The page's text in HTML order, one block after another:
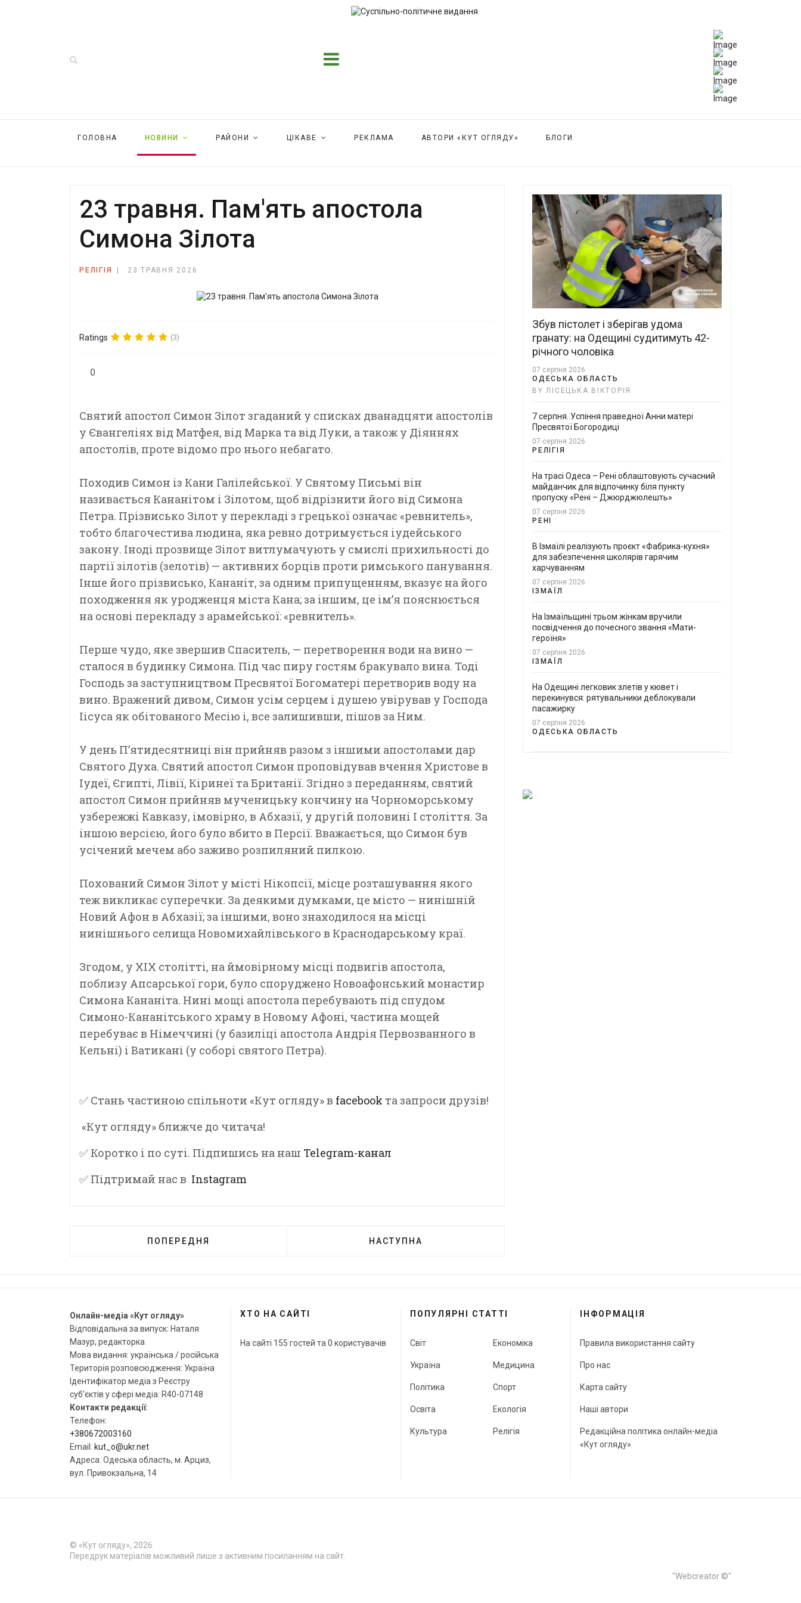
ГОЛОВНА НОВИНИ РАЙОНИ ЦІКАВЕ РЕКЛАМА АВТОРИ «КУТ ОГЛЯДУ» БЛОГИ
23 травня. Пам'ять апостола
Симона Зілота
РЕЛІГІЯ 23 ТРАВНЯ 2026
Ratings (3)
0
Святий апостол Симон Зілот згаданий у списках дванадцяти апостолів
у Євангеліях від Матфея, від Марка та від Луки, а також у Діяннях
апостолів, проте відомо про нього небагато.
Походив Симон із Кани Галілейської. У Святому Письмі він
називається Кананітом і Зілотом, щоб відрізнити його від Симона
Петра. Прізвисько Зілот у перекладі з грецької означає «ревнитель»,
тобто благочестива людина, яка ревно дотримується іудейського
закону. Іноді прозвище Зілот витлумачують у смислі прихильності до
партії зілотів (зелотів) — активних борців проти римського панування.
Інше його прізвисько, Кананіт, за одним припущенням, вказує на його
походження як уродженця міста Кана; за іншим, це ім’я пояснюється
на основі перекладу з арамейської: «ревнитель».
Перше чудо, яке звершив Спаситель, — перетворення води на вино —
сталося в будинку Симона. Під час пиру гостям бракувало вина. Тоді
Господь за заступництвом Пресвятої Богоматері перетворив воду на
вино. Вражений дивом, Симон усім серцем і душею увірував у Господа
Іісуса як обітованого Месію і, все залишивши, пішов за Ним.
У день П’ятидесятниці він прийняв разом з іншими апостолами дар
Святого Духа. Святий апостол Симон проповідував вчення Христове в
Іудеї, Єгипті, Лівії, Кіринеї та Британії. Згідно з переданням, святий
апостол Симон прийняв мученицьку кончину на Чорноморському
узбережжі Кавказу, імовірно, в Абхазії, у другій половині I століття. За
іншою версією, його було вбито в Персії. Вважається, що Симон був
усічений мечем або заживо розпиляний пилкою.
Похований Симон Зілот у місті Нікопсії, місце розташування якого
теж викликає суперечки. За деякими думками, це місто — нинішній
Новий Афон в Абхазії; за іншими, воно знаходилося на місці
нинішнього селища Новомихайлівського в Краснодарському краї.
Згодом, у XIX столітті, на ймовірному місці подвигів апостола,
поблизу Апсарської гори, було споруджено Новоафонський монастир
Симона Кананіта. Нині мощі апостола перебувають під спудом
Симоно-Кананітського храму в Новому Афоні, частина мощей
перебуває в Німеччині (у базиліці апостола Андрія Первозванного в
Кельні) і Ватикані (у соборі святого Петра).
✅ Стань частиною спільноти «Кут огляду» в facebook та запроси друзів!
«Кут огляду» ближче до читача!
✅ Коротко і по суті. Підпишись на наш Telegram-канал
✅ Підтримай нас в Instagram
ПОПЕРЕДНЯ НАСТУПНА
Збув пістолет і зберігав удома
гранату: на Одещині судитимуть 42-
річного чоловіка
07 серпня 2026
ОДЕСЬКА ОБЛАСТЬ
BY ЛІСЕЦЬКА ВІКТОРІЯ
7 серпня. Успіння праведної Анни матері
Пресвятої Богородиці
07 серпня 2026
РЕЛІГІЯ
На трасі Одеса – Рені облаштовують сучасний
майданчик для відпочинку біля пункту
пропуску «Рені – Джюрджюлешть»
07 серпня 2026
РЕНІ
В Ізмаїлі реалізують проєкт «Фабрика-кухня»
для забезпечення школярів гарячим
харчуванням
07 серпня 2026
ІЗМАЇЛ
На Ізмаїльщині трьом жінкам вручили
посвідчення до почесного звання «Мати-
героїня»
07 серпня 2026
ІЗМАЇЛ
На Одещині легковик злетів у кювет і
перекинувся: рятувальники деблокували
пасажирку
07 серпня 2026
ОДЕСЬКА ОБЛАСТЬ
Онлайн-медіа «Кут огляду»
Відповідальна за випуск: Наталя
Мазур, редакторка
Мова видання: українська / російська
Територія розповсюдження: Україна
Ідентифікатор медіа з Реєстру
суб’єктів у сфері медіа: R40-07148
Контакти редакції:
Телефон:
+380672003160
Email: kut_o@ukr.net
Адреса: Одеська область, м. Арциз,
вул. Привокзальна, 14
ХТО НА САЙТІ
На сайті 155 гостей та 0 користувачів
ПОПУЛЯРНІ СТАТТІ
Світ
Україна
Політика
Освіта
Культура
Економіка
Медицина
Спорт
Екологія
Релігія
ІНФОРМАЦІЯ
Правила використання сайту
Про нас
Карта сайту
Наші автори
Редакційна політика онлайн-медіа
«Кут огляду»
© «Кут огляду», 2026
Передрук матеріалів можливий лише з активним посиланням на сайт.
"Webcreator ©"